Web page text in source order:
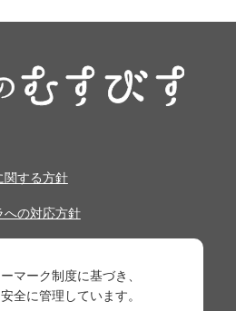
関する方針
の対応方針
マーク制度に基づき、
全に管理しています。